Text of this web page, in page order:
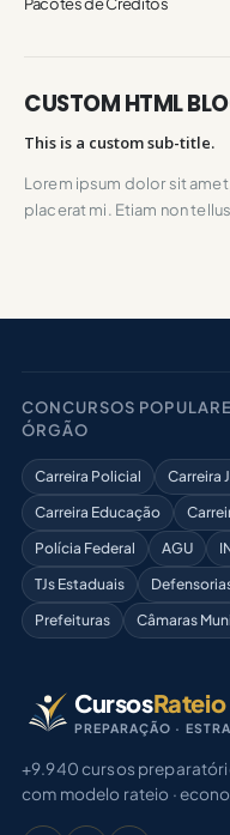
CUSTOM HTML
This is a custom sub-title.
Lorem ipsum dolor sit
placerat mi. Etiam non tellus
CONCURSOS
ÓRGÃO
Carreira Policial Carreira
Carreira Educação
Polícia Federal
AGU
TJs Estaduais
Prefeituras
Câmaras
CursosRateio
PREPARAÇÃO ·
+9.940 cursos
com modelo rateio ·